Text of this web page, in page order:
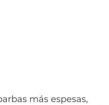
más espesas,